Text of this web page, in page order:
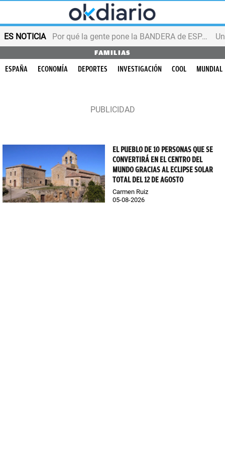
ES NOTICIA Por qué la gente pone la BANDERA de ESPAÑA en el balcón
FAMILIAS
ESPAÑA ECONOMÍA DEPORTES INVESTIGACIÓN COOL MUNDIAL
EL PUEBLO DE 10 PERSONAS QUE SE
CONVERTIRÁ EN EL CENTRO DEL
MUNDO GRACIAS AL ECLIPSE SOLAR
TOTAL DEL 12 DE AGOSTO
Carmen Ruiz
05-08-2026